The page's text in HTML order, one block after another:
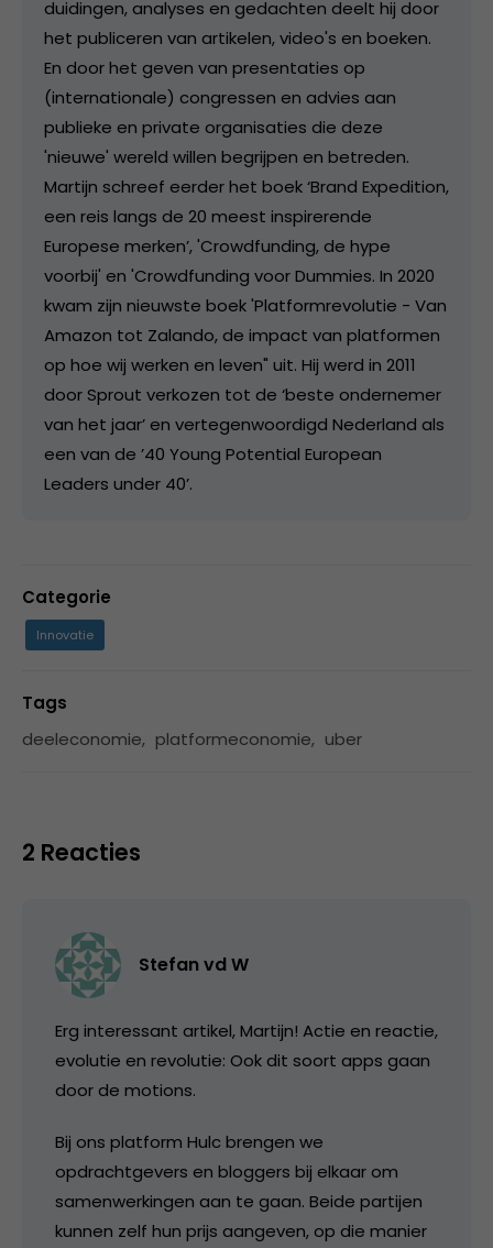
duidingen, analyses en gedachten deelt hij door
het publiceren van artikelen, video's en boeken.
En door het geven van presentaties op
(internationale) congressen en advies aan
publieke en private organisaties die deze
'nieuwe' wereld willen begrijpen en betreden.
Martijn schreef eerder het boek ‘Brand Expedition,
een reis langs de 20 meest inspirerende
Europese merken’, 'Crowdfunding, de hype
voorbij' en 'Crowdfunding voor Dummies. In 2020
kwam zijn nieuwste boek 'Platformrevolutie - Van
Amazon tot Zalando, de impact van platformen
op hoe wij werken en leven" uit. Hij werd in 2011
door Sprout verkozen tot de ‘beste ondernemer
van het jaar’ en vertegenwoordigd Nederland als
een van de ’40 Young Potential European
Leaders under 40’.
Categorie
Innovatie
Tags
deeleconomie, platformeconomie, uber
2 Reacties
Stefan vd W
Erg interessant artikel, Martijn! Actie en reactie,
evolutie en revolutie: Ook dit soort apps gaan
door de motions.
Bij ons platform Hulc brengen we
opdrachtgevers en bloggers bij elkaar om
samenwerkingen aan te gaan. Beide partijen
kunnen zelf hun prijs aangeven, op die manier